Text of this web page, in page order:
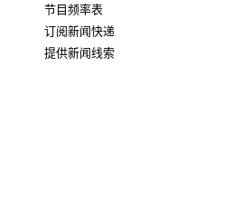
节目频率表
订阅新闻快递
提供新闻线索